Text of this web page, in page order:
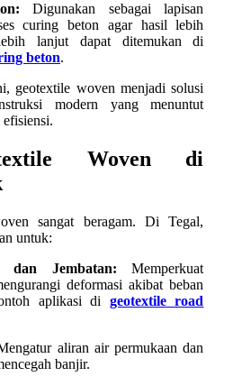
Digunakan sebagai lapisan
curing beton agar hasil lebih
lanjut dapat ditemukan di
beton.
geotextile woven menjadi solusi
modern yang menuntut
efisiensi.
Woven di
sangat beragam. Di Tegal,
untuk:
dan Jembatan: Memperkuat
deformasi akibat beban
aplikasi di geotextile road
aliran air permukaan dan
banjir.